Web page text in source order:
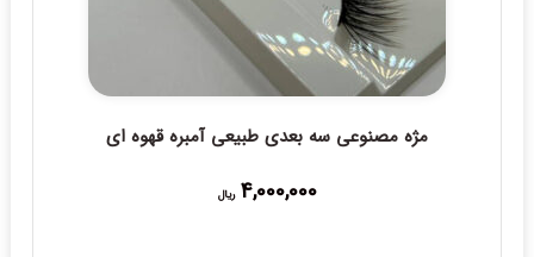
مژه مصنوعی سه بعدی طبیعی آمبره قهوه ای
4,000,000 ریال